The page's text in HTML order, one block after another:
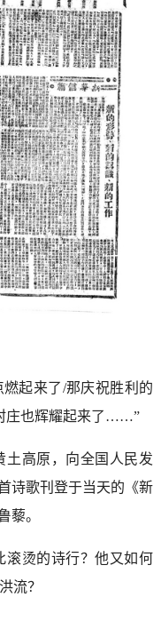
起来了/那庆祝胜利的
庄也辉耀起来了……”
土高原，向全国人民发
诗歌刊登于当天的《新
藜。
滚烫的诗行？他又如何
流？